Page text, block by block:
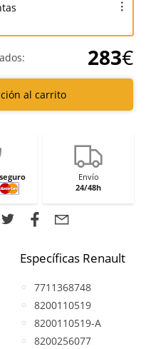
283€
al carrito
seguro
Envío
24/48h
Específicas Renault
7711368748
8200110519
8200110519-A
8200256077